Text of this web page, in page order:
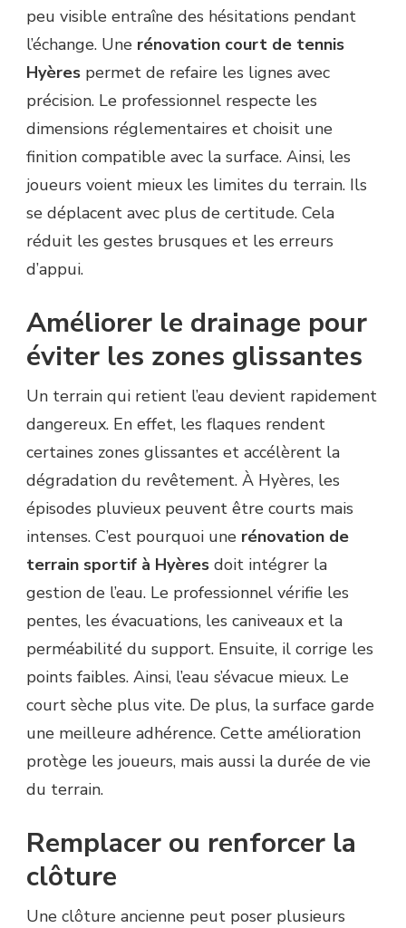
peu visible entraîne des hésitations pendant
l’échange. Une rénovation court de tennis
Hyères permet de refaire les lignes avec
précision. Le professionnel respecte les
dimensions réglementaires et choisit une
finition compatible avec la surface. Ainsi, les
joueurs voient mieux les limites du terrain. Ils
se déplacent avec plus de certitude. Cela
réduit les gestes brusques et les erreurs
d’appui.
Améliorer le drainage pour
éviter les zones glissantes
Un terrain qui retient l’eau devient rapidement
dangereux. En effet, les flaques rendent
certaines zones glissantes et accélèrent la
dégradation du revêtement. À Hyères, les
épisodes pluvieux peuvent être courts mais
intenses. C’est pourquoi une rénovation de
terrain sportif à Hyères doit intégrer la
gestion de l’eau. Le professionnel vérifie les
pentes, les évacuations, les caniveaux et la
perméabilité du support. Ensuite, il corrige les
points faibles. Ainsi, l’eau s’évacue mieux. Le
court sèche plus vite. De plus, la surface garde
une meilleure adhérence. Cette amélioration
protège les joueurs, mais aussi la durée de vie
du terrain.
Remplacer ou renforcer la
clôture
Une clôture ancienne peut poser plusieurs